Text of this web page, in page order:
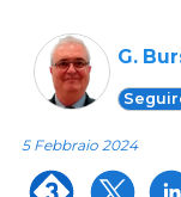
G.
5 Febbraio 2024